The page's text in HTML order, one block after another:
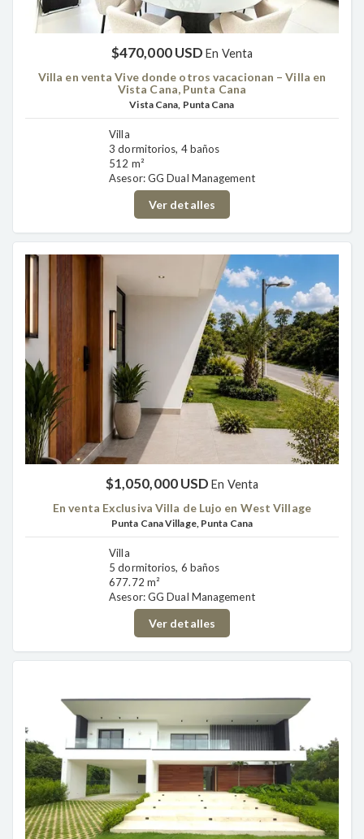
$470,000 USDEn Venta
Villa en venta Vive donde otros vacacionan – Villa en
Vista Cana, Punta Cana
Vista Cana, Punta Cana
Villa
3 dormitorios, 4 baños
512 m²
Asesor: GG Dual Management
Ver detalles
$1,050,000 USDEn Venta
En venta Exclusiva Villa de Lujo en West Village
Punta Cana Village, Punta Cana
Villa
5 dormitorios, 6 baños
677.72 m²
Asesor: GG Dual Management
Ver detalles